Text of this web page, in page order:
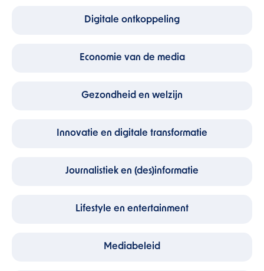
Digitale ontkoppeling
Economie van de media
Gezondheid en welzijn
Innovatie en digitale transformatie
Journalistiek en (des)informatie
Lifestyle en entertainment
Mediabeleid